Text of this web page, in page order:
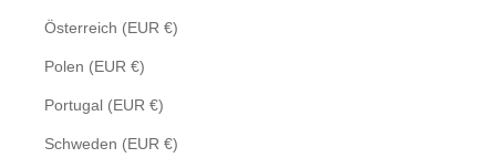
Österreich (EUR €)
Polen (EUR €)
Portugal (EUR €)
Schweden (EUR €)